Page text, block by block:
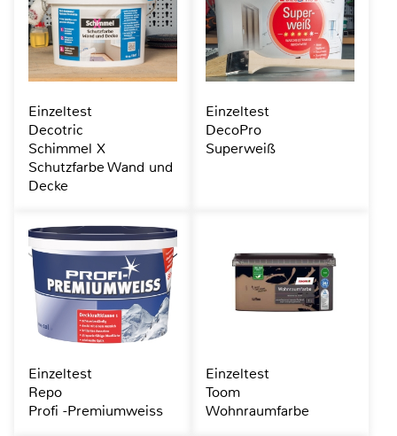
Einzeltest
Decotric
Schimmel X
Schutzfarbe Wand und
Decke
Einzeltest
DecoPro
Superweiß
Einzeltest
Repo
Profi -Premiumweiss
Einzeltest
Toom
Wohnraumfarbe